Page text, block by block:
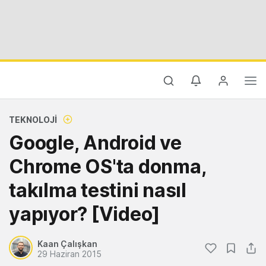
TEKNOLOJI
Google, Android ve
Chrome OS'ta donma,
takılma testini nasıl
yapıyor? [Video]
Kaan Çalışkan
29 Haziran 2015